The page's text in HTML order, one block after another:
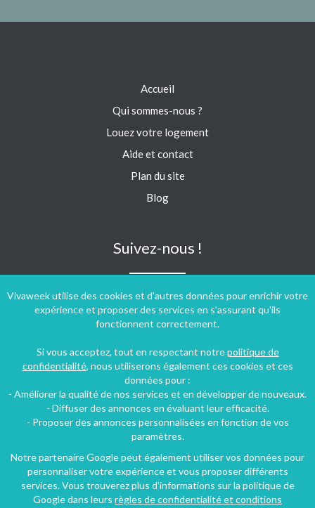
Vivaweek utilise des cookies et d'autres données pour enrichir votre
expérience et proposer des services en s'assurant qu'ils
fonctionnent correctement.
Si vous acceptez, tout en respectant notrepolitique de
confidentialité, nous utiliserons également ces cookies et ces
données pour :
- Améliorer la qualité de nos services et en développer de nouveaux.
- Diffuser des annonces en évaluant leur efficacité.
- Proposer des annonces personnalisées en fonction de vos
paramètres.
Notre partenaire Google peut également utiliser vos données pour
personnaliser votre expérience et vous proposer différents
services. Vous trouverez plus d'informations sur la politique de
Google dans leurs règles de confidentialité et conditions
Accueil
Qui sommes-nous ?
Louez votre logement
Aide et contact
Plan du site
Blog
Suivez-nous !
Conditions générales d'utilisation- Politique de confidentialité
Copyright © 2009 ‐ 2026 Vivaweek ‐ Tous droits réservés ‐